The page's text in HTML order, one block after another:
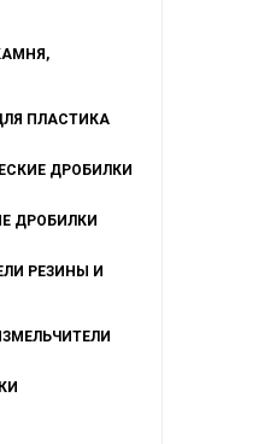
ПЛАСТИКА
ДРОБИЛКИ
ДРОБИЛКИ
РЕЗИНЫ И